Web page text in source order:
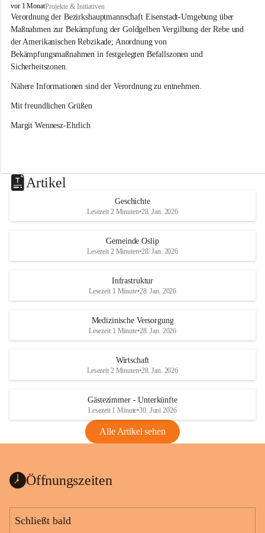
O
s
l
i
p
vor 1 MonatProjekte & Initiativen
Verordnung der Bezirkshauptmannschaft Eisenstadt-Umgebung über
Maßnahmen zur Bekämpfung der Goldgelben Vergilbung der Rebe und
der Amerikanischen Rebzikade; Anordnung von
Bekämpfungsmaßnahmen in festgelegten Befallszonen und
Sicherheitszonen.
Nähere Informationen sind der Verordnung zu entnehmen.
Mit freundlichen Grüßen
Margit Wennesz-Ehrlich
Artikel
Geschichte
Lesezeit 2 Minuten•28. Jan. 2026
Gemeinde Oslip
Lesezeit 2 Minuten•28. Jan. 2026
Infrastruktur
Lesezeit 1 Minute•28. Jan. 2026
Medizinische Versorgung
Lesezeit 1 Minute•28. Jan. 2026
Wirtschaft
Lesezeit 2 Minuten•28. Jan. 2026
Gästezimmer - Unterkünfte
Lesezeit 1 Minute•30. Juni 2026
Alle Artikel sehen
Öffnungszeiten
Schließt bald